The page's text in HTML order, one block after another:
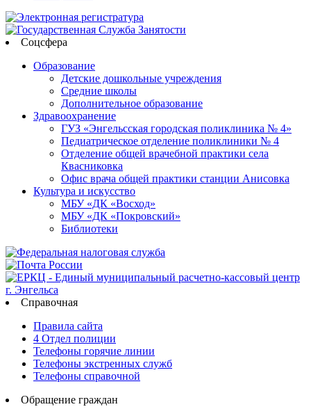
Соцсфера
Образование
Детские дошкольные учреждения
Средние школы
Дополнительное образование
Здравоохранение
ГУЗ «Энгельсская городская поликлиника № 4»
Педиатрическое отделение поликлиники № 4
Отделение общей врачебной практики села
Квасниковка
Офис врача общей практики станции Анисовка
Культура и искусство
МБУ «ДК «Восход»
МБУ «ДК «Покровский»
Библиотеки
Справочная
Правила сайта
4 Отдел полиции
Телефоны горячие линии
Телефоны экстренных служб
Телефоны справочной
Обращение граждан